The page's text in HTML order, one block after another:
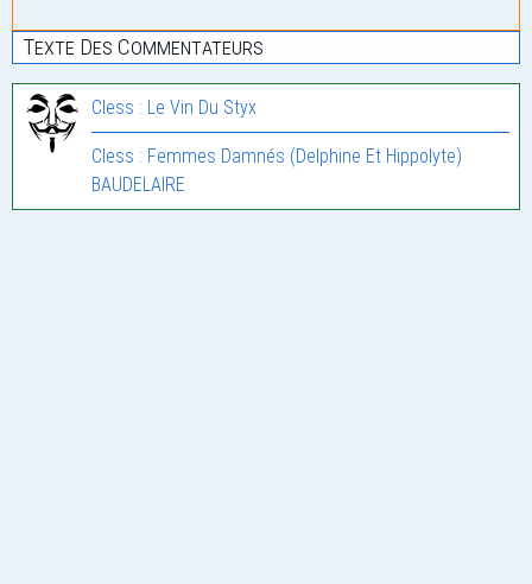
Texte Des Commentateurs
Cless : Le Vin Du Styx
Cless : Femmes Damnés (Delphine Et Hippolyte)
BAUDELAIRE